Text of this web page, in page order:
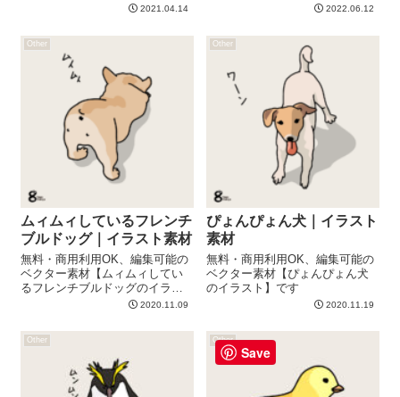
2021.04.14 2022.06.12
Other
ムィムィしているフレンチ
ブルドッグ｜イラスト素材
無料・商用利用OK、編集可能の
ベクター素材【ムィムィしてい
るフレンチブルドッグのイラス
2020.11.09
Other
ぴょんぴょん犬｜イラスト
素材
無料・商用利用OK、編集可能の
ベクター素材【ぴょんぴょん犬
のイラスト】です
2020.11.19
Other Other
Save